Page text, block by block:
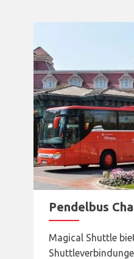
Pendelbus
Magical Shuttle